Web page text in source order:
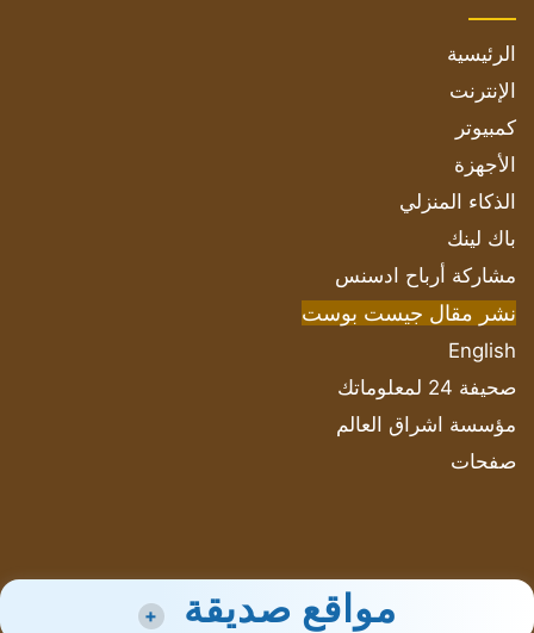
الرئيسية
الإنترنت
كمبيوتر
الأجهزة
الذكاء المنزلي
باك لينك
مشاركة أرباح ادسنس
نشر مقال جيست بوست
English
صحيفة 24 لمعلوماتك
مؤسسة اشراق العالم
صفحات
مواقع صديقة +